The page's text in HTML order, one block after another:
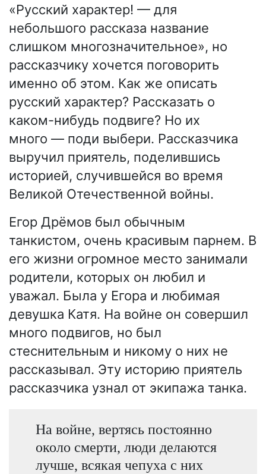
«Русский характер! — для
небольшого рассказа название
слишком многозначительное», но
рассказчику хочется поговорить
именно об этом. Как же описать
русский характер? Рассказать о
каком-нибудь подвиге? Но их
много — поди выбери. Рассказчика
выручил приятель, поделившись
историей, случившейся во время
Великой Отечественной войны.
Егор Дрёмов был обычным
танкистом, очень красивым парнем. В
его жизни огромное место занимали
родители, которых он любил и
уважал. Была у Егора и любимая
девушка Катя. На войне он совершил
много подвигов, но был
стеснительным и никому о них не
рассказывал. Эту историю приятель
рассказчика узнал от экипажа танка.
На войне, вертясь постоянно
около смерти, люди делаются
лучше, всякая чепуха с них